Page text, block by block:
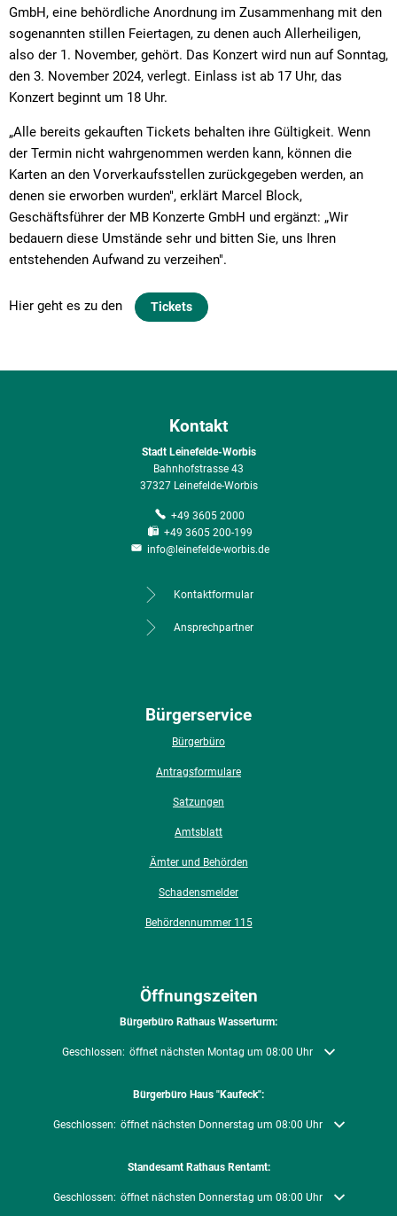
GmbH, eine behördliche Anordnung im Zusammenhang mit den
sogenannten stillen Feiertagen, zu denen auch Allerheiligen,
also der 1. November, gehört. Das Konzert wird nun auf Sonntag,
den 3. November 2024, verlegt. Einlass ist ab 17 Uhr, das
Konzert beginnt um 18 Uhr.
„Alle bereits gekauften Tickets behalten ihre Gültigkeit. Wenn
der Termin nicht wahrgenommen werden kann, können die
Karten an den Vorverkaufsstellen zurückgegeben werden, an
denen sie erworben wurden", erklärt Marcel Block,
Geschäftsführer der MB Konzerte GmbH und ergänzt: „Wir
bedauern diese Umstände sehr und bitten Sie, uns Ihren
entstehenden Aufwand zu verzeihen".
Hier geht es zu den Tickets
Kontakt
Stadt Leinefelde-Worbis
Bahnhofstrasse 43
37327 Leinefelde-Worbis
+49 3605 2000
+49 3605 200-199
info@leinefelde-worbis.de
Kontaktformular
Ansprechpartner
Bürgerservice
Bürgerbüro
Antragsformulare
Satzungen
Amtsblatt
Ämter und Behörden
Schadensmelder
Behördennummer 115
Öffnungszeiten
Bürgerbüro Rathaus Wasserturm:
Klicken, um weitere Öffnungs- oder Schließzeiten auszublenden
Geschlossen: öffnet nächsten Montag um 08:00 Uhr
Bürgerbüro Haus "Kaufeck":
Klicken, um weitere Öffnungs- oder Schließzeiten auszublenden
Geschlossen: öffnet nächsten Donnerstag um 08:00 Uhr
Standesamt Rathaus Rentamt:
Klicken, um weitere Öffnungs- oder Schließzeiten auszublenden
Geschlossen: öffnet nächsten Donnerstag um 08:00 Uhr